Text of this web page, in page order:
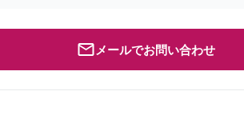
メールでお問い合わせ